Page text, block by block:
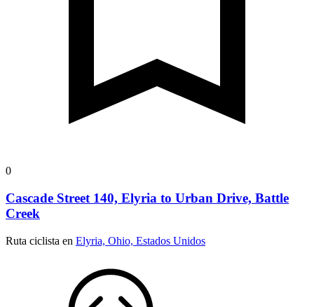
0
Cascade Street 140, Elyria to Urban Drive, Battle
Creek
Ruta ciclista en Elyria, Ohio, Estados Unidos